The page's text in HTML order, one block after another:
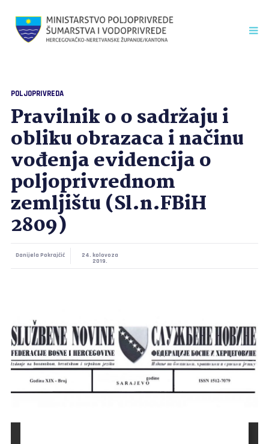
POLJOPRIVREDA
Pravilnik o o sadržaju i
obliku obrazaca i načinu
vođenja evidencija o
poljoprivrednom
zemljištu (Sl.n.FBiH
2809)
Danijela Pokrajčić
24. kolovoza
2019.